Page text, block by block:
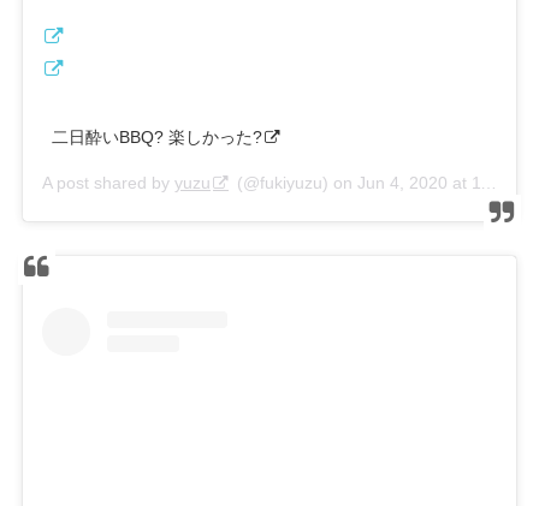
ㅤㅤㅤ 二日酔いBBQ? 楽しかった?
A post shared by yuzu (@fukiyuzu) on Jun 4, 2020 at 11:03pm PDT